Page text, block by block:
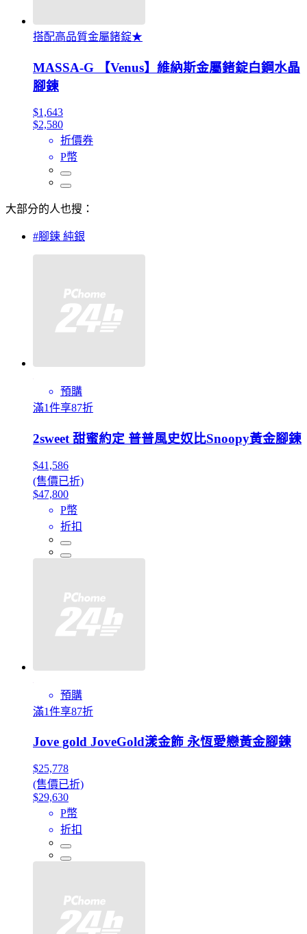
搭配高品質金屬鍺錠★
MASSA-G 【Venus】維納斯金屬鍺錠白鋼水晶
腳鍊
$1,643
$2,580
折價券
P幣
大部分的人也搜：
#腳鍊 純銀
預購
滿1件享87折
2sweet 甜蜜約定 普普風史奴比Snoopy黃金腳鍊
$41,586
(售價已折)
$47,800
P幣
折扣
預購
滿1件享87折
Jove gold JoveGold漾金飾 永恆愛戀黃金腳鍊
$25,778
(售價已折)
$29,630
P幣
折扣